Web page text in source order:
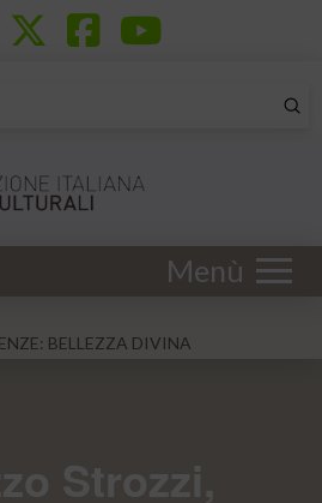
Menù
BELLEZZA DIVINA